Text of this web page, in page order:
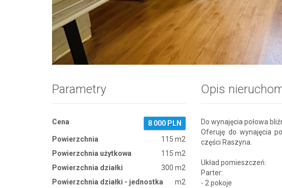
Zdjęcie 1
Parametry
Cena
8 000 PLN
Powierzchnia
115 m2
Powierzchnia użytkowa
115 m2
Powierzchnia działki
300 m2
Powierzchnia działki - jednostka
m2
Opis
Do wynajęcia połowa
Oferuję do wynajęcia
części Raszyna.
Układ pomieszczeń:
Parter:
- 2 pokoje